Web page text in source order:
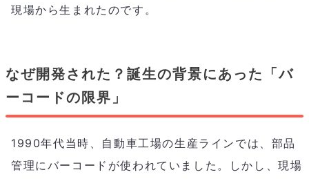
現場から生まれたのです。
なぜ開発された？誕生の背景にあった「バ
ーコードの限界」
1990年代当時、自動車工場の生産ラインでは、部品
管理にバーコードが使われていました。しかし、現場